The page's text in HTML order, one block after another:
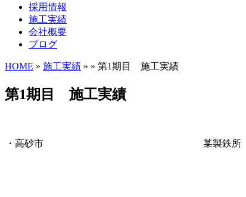
採用情報
施工実績
会社概要
ブログ
HOME » 施工実績 » » 第1期目 施工実績
第1期目 施工実績
・高砂市 某製鉄所